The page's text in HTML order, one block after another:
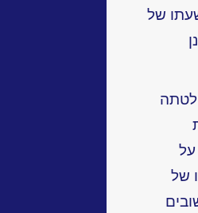
של
של
חישובים